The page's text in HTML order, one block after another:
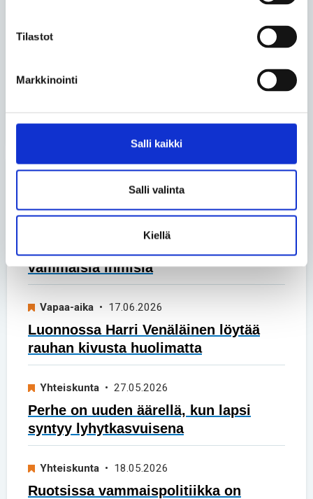
Tilastot
Markkinointi
Salli kaikki
Salli valinta
Kiellä
Edellinen sivu 2/11 Seuraava sivu
Uusimmat artikkelit
vammaisia ihmisiä
Vapaa-aika • 17.06.2026
Luonnossa Harri Venäläinen löytää
rauhan kivusta huolimatta
Yhteiskunta • 27.05.2026
Perhe on uuden äärellä, kun lapsi
syntyy lyhytkasvuisena
Yhteiskunta • 18.05.2026
Ruotsissa vammaispolitiikka on